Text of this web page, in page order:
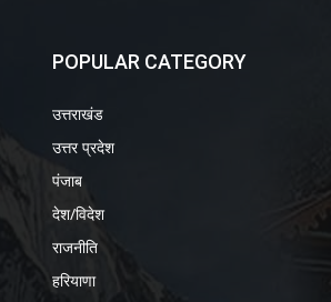
POPULAR CATEGORY
उत्तराखंड
उत्तर प्रदेश
पंजाब
देश/विदेश
राजनीति
हरियाणा